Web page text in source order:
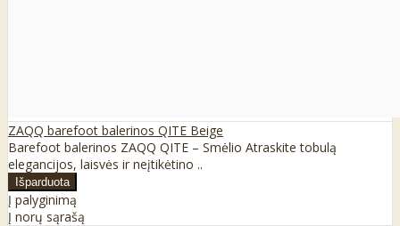
ZAQQ barefoot balerinos QITE Beige
Barefoot balerinos ZAQQ QITE – Smėlio Atraskite tobulą
elegancijos, laisvės ir neįtikėtino ..
Į palyginimą
Į norų sąrašą